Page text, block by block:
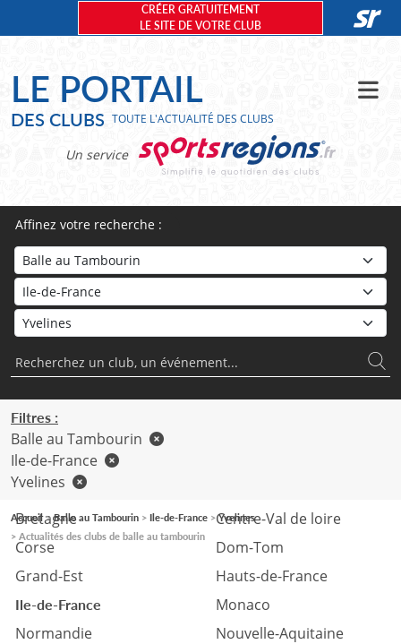
Panneau de gestion des cookies
Auvergne Rhône-Alpes
Bretagne
Centre-Val de loire
Corse
Dom-Tom
Grand-Est
Hauts-de-France
Ile-de-France
Monaco
Normandie
Nouvelle-Aquitaine
Affinez votre recherche :
Filtres :
Balle au Tambourin
Ile-de-France
Yvelines
Accueil Balle au Tambourin Ile-de-France
Yvelines
Actualités des clubs de balle au tambourin
LE PORTAIL
DES CLUBS TOUTE L'ACTUALITÉ DES CLUBS
Un service
CRÉER GRATUITEMENT
LE SITE DE VOTRE CLUB